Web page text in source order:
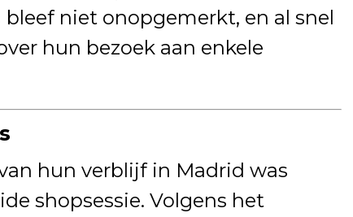
niet onopgemerkt, en al snel
hun bezoek aan enkele
hun verblijf in Madrid was
shopsessie. Volgens het